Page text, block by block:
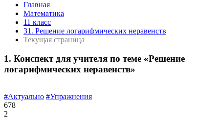
Главная
Математика
11 класс
31. Решение логарифмических неравенств
Текущая страница
1. Конспект для учителя по теме «Решение
логарифмических неравенств»
#Актуально #Упражнения
678
2